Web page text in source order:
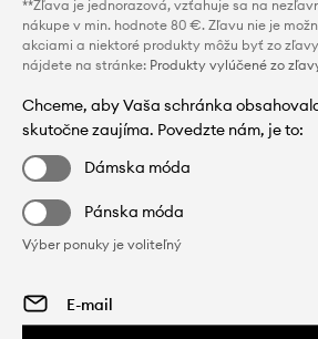
**Zľava je jednorazová, vzťahuje sa na
nákupe v min. hodnote 80 €. Zľavu nie je
akciami a niektoré produkty môžu byť zo
nájdete na stránke: Produkty vylúčené zo
Chceme, aby Vaša schránka
skutočne zaujíma. Povedzte nám, je to:
Dámska móda
Pánska móda
Výber ponuky je voliteľný